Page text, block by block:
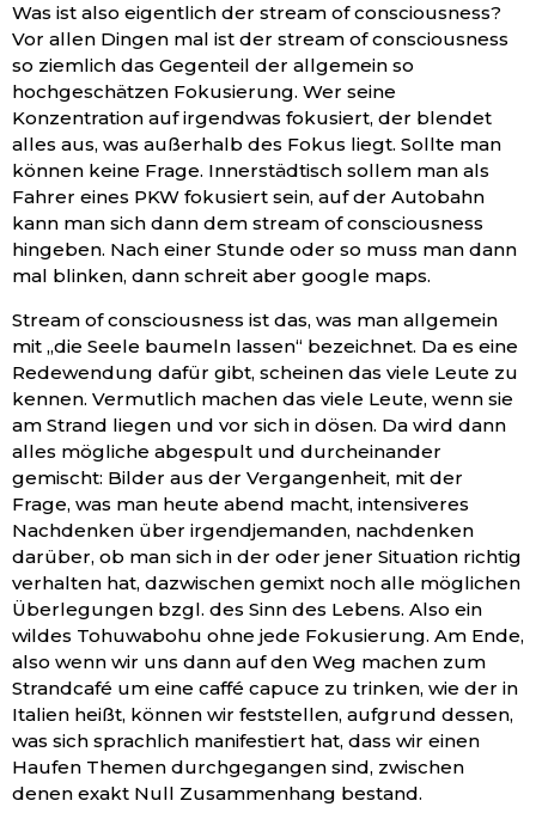
Was ist also eigentlich der stream of consciousness?
Vor allen Dingen mal ist der stream of consciousness
so ziemlich das Gegenteil der allgemein so
hochgeschätzen Fokusierung. Wer seine
Konzentration auf irgendwas fokusiert, der blendet
alles aus, was außerhalb des Fokus liegt. Sollte man
können keine Frage. Innerstädtisch sollem man als
Fahrer eines PKW fokusiert sein, auf der Autobahn
kann man sich dann dem stream of consciousness
hingeben. Nach einer Stunde oder so muss man dann
mal blinken, dann schreit aber google maps.
Stream of consciousness ist das, was man allgemein
mit „die Seele baumeln lassen“ bezeichnet. Da es eine
Redewendung dafür gibt, scheinen das viele Leute zu
kennen. Vermutlich machen das viele Leute, wenn sie
am Strand liegen und vor sich in dösen. Da wird dann
alles mögliche abgespult und durcheinander
gemischt: Bilder aus der Vergangenheit, mit der
Frage, was man heute abend macht, intensiveres
Nachdenken über irgendjemanden, nachdenken
darüber, ob man sich in der oder jener Situation richtig
verhalten hat, dazwischen gemixt noch alle möglichen
Überlegungen bzgl. des Sinn des Lebens. Also ein
wildes Tohuwabohu ohne jede Fokusierung. Am Ende,
also wenn wir uns dann auf den Weg machen zum
Strandcafé um eine caffé capuce zu trinken, wie der in
Italien heißt, können wir feststellen, aufgrund dessen,
was sich sprachlich manifestiert hat, dass wir einen
Haufen Themen durchgegangen sind, zwischen
denen exakt Null Zusammenhang bestand.